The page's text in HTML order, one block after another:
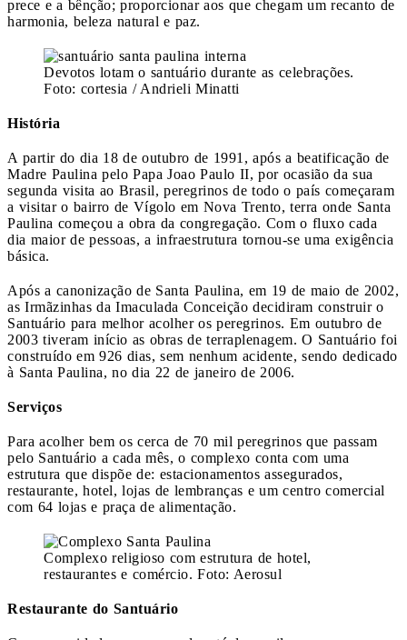
prece e a bênção; proporcionar aos que chegam um recanto de
harmonia, beleza natural e paz.
Devotos lotam o santuário durante as celebrações.
Foto: cortesia / Andrieli Minatti
História
A partir do dia 18 de outubro de 1991, após a beatificação de
Madre Paulina pelo Papa Joao Paulo II, por ocasião da sua
segunda visita ao Brasil, peregrinos de todo o país começaram
a visitar o bairro de Vígolo em Nova Trento, terra onde Santa
Paulina começou a obra da congregação. Com o fluxo cada
dia maior de pessoas, a infraestrutura tornou-se uma exigência
básica.
Após a canonização de Santa Paulina, em 19 de maio de 2002,
as Irmãzinhas da Imaculada Conceição decidiram construir o
Santuário para melhor acolher os peregrinos. Em outubro de
2003 tiveram início as obras de terraplenagem. O Santuário foi
construído em 926 dias, sem nenhum acidente, sendo dedicado
à Santa Paulina, no dia 22 de janeiro de 2006.
Serviços
Para acolher bem os cerca de 70 mil peregrinos que passam
pelo Santuário a cada mês, o complexo conta com uma
estrutura que dispõe de: estacionamentos assegurados,
restaurante, hotel, lojas de lembranças e um centro comercial
com 64 lojas e praça de alimentação.
Complexo religioso com estrutura de hotel,
restaurantes e comércio. Foto: Aerosul
Restaurante do Santuário